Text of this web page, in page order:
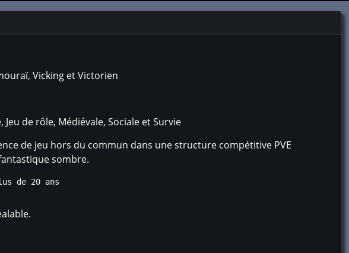
Vicking et Victorien
de rôle, Médiévale, Sociale et Survie
de jeu hors du commun dans une structure compétitive PVE
sombre.